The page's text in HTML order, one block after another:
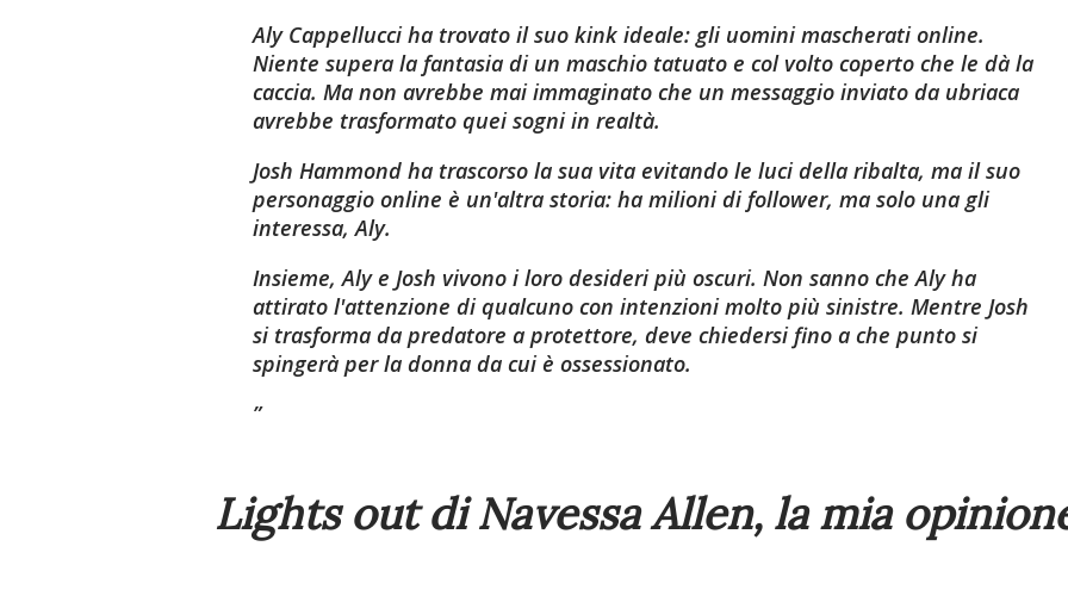
Aly Cappellucci ha trovato il suo kink ideale: gli uomini mascherati online.
Niente supera la fantasia di un maschio tatuato e col volto coperto che le dà la
caccia. Ma non avrebbe mai immaginato che un messaggio inviato da ubriaca
avrebbe trasformato quei sogni in realtà.
Josh Hammond ha trascorso la sua vita evitando le luci della ribalta, ma il suo
personaggio online è un'altra storia: ha milioni di follower, ma solo una gli
interessa, Aly.
Insieme, Aly e Josh vivono i loro desideri più oscuri. Non sanno che Aly ha
attirato l'attenzione di qualcuno con intenzioni molto più sinistre. Mentre Josh
si trasforma da predatore a protettore, deve chiedersi fino a che punto si
spingerà per la donna da cui è ossessionato.
Lights out di Navessa Allen, la mia